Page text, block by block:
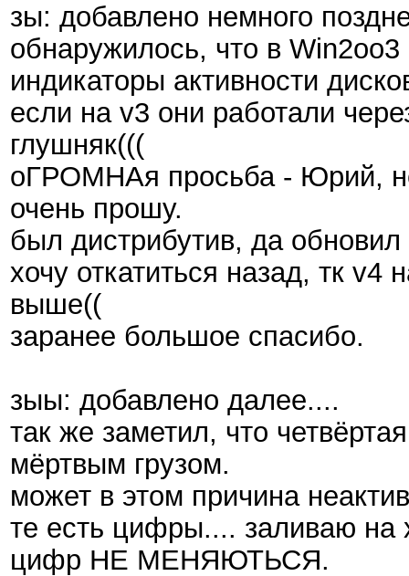
зы: добавлено немного
обнаружилось, что в
индикаторы активности
если на v3 они работали
глушняк(((
оГРОМНАя просьба - Юрий,
очень прошу.
был дистрибутив, да обновил
хочу откатиться назад, тк
выше((
заранее большое спасибо.
зыы: добавлено далее....
так же заметил, что
мёртвым грузом.
может в этом причина
те есть цифры.... заливаю на
цифр НЕ МЕНЯЮТЬСЯ.